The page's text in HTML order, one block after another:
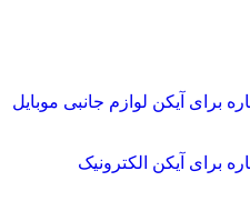
لوازم جانبی موبایل
الکترونیک